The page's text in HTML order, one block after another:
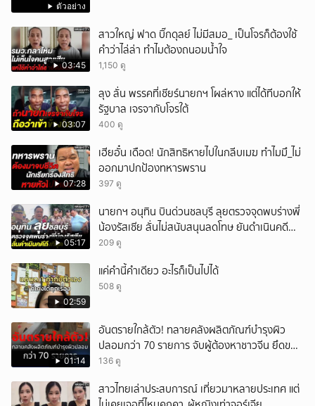
ตัวอย่าง
03:45
สาวใหญ่ ฟาด บิ๊กดุลย์ ไม่มีสมอ_ เป็นโจรก็ต้องใช้
คำว่าไล่ล่า ทำไมต้องถนอมน้ำใจ
1,150 ดู
03:07
ลุง ลั่น พรรคที่เชียร์นายกฯ โผล่หาง แต่ได้ทีบอกให้
รัฐบาล เจรจากับโจรใต้
400 ดู
07:28
เฮียอั๋น เดือด! นักสิทธิหายไปในกลีบเมฆ ทำไมมึ_ไม่
ออกมาปกป้องทหารพราน
397 ดู
05:17
นายกฯ อนุทิน บินด่วนชลบุรี ลุยตรวจจุดพบร่างพี่
น้องรัสเซีย ลั่นไม่สนับสนุนลดโทษ ยันดำเนินคดี
ถึงที่สุด
209 ดู
02:59
แค่คำนี้คำเดียว อะไรก็เป็นไปได้
508 ดู
01:14
อันตรายใกล้ตัว! ทลายคลังผลิตภัณฑ์บำรุงผิว
ปลอมกว่า 70 รายการ จับผู้ต้องหาชาวจีน ยึดของ
กลางเพียบ
136 ดู
สาวไทยเล่าประสบการณ์ เที่ยวมาหลายประเทศ แต่